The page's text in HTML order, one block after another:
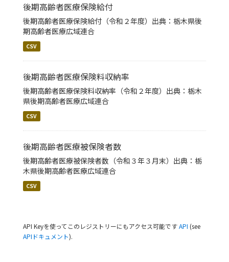
後期高齢者医療保険給付
後期高齢者医療保険給付（令和２年度）出典：栃木県後
期高齢者医療広域連合
CSV
後期高齢者医療保険料収納率
後期高齢者医療保険料収納率（令和２年度）出典：栃木
県後期高齢者医療広域連合
CSV
後期高齢者医療被保険者数
後期高齢者医療被保険者数（令和３年３月末）出典：栃
木県後期高齢者医療広域連合
CSV
API Keyを使ってこのレジストリーにもアクセス可能ですAPI (see
APIドキュメント).